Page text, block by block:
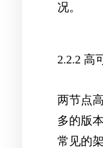
况。
2.2.2 高
两节点
多的版
常见的